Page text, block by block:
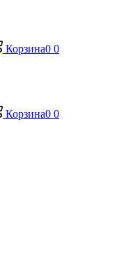
Корзина0 0
Корзина0 0